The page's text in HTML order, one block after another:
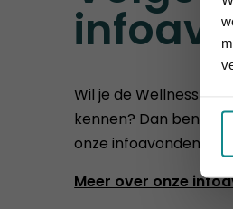
Wil je de Wellness
kennen? Dan ben je
onze infoavonden of
Meer over onze